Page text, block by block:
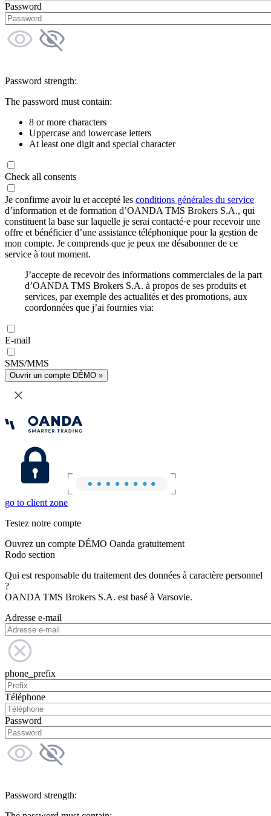
Password
Password strength:
The password must contain:
8 or more characters
Uppercase and lowercase letters
At least one digit and special character
Check all consents
Je confirme avoir lu et accepté les conditions générales du service
d’information et de formation d’OANDA TMS Brokers S.A., qui
constituent la base sur laquelle je serai contacté·e pour recevoir une
offre et bénéficier d’une assistance téléphonique pour la gestion de
mon compte. Je comprends que je peux me désabonner de ce
service à tout moment.
J’accepte de recevoir des informations commerciales de la part
d’OANDA TMS Brokers S.A. à propos de ses produits et
services, par exemple des actualités et des promotions, aux
coordonnées que j’ai fournies via:
E-mail
SMS/MMS
Ouvrir un compte DÉMO »
go to client zone
Testez notre compte
Ouvrez un compte DÉMO Oanda gratuitement
Rodo section
Qui est responsable du traitement des données à caractère personnel
?
OANDA TMS Brokers S.A. est basé à Varsovie.
Adresse e-mail
phone_prefix
Téléphone
Password
Password strength: